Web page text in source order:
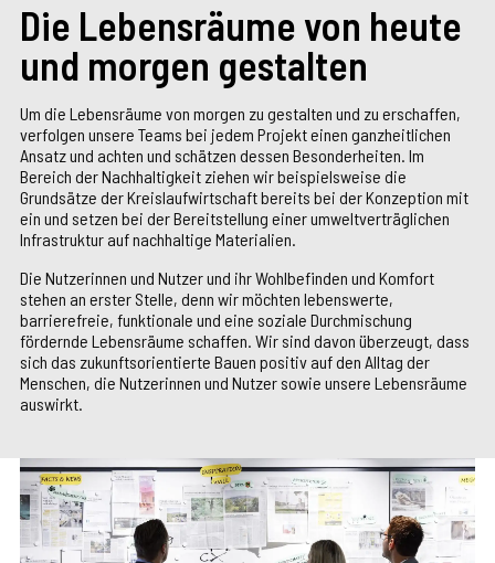
Die Lebensräume von heute
und morgen gestalten
Um die Lebensräume von morgen zu gestalten und zu erschaffen,
verfolgen unsere Teams bei jedem Projekt einen ganzheitlichen
Ansatz und achten und schätzen dessen Besonderheiten. Im
Bereich der Nachhaltigkeit ziehen wir beispielsweise die
Grundsätze der Kreislaufwirtschaft bereits bei der Konzeption mit
ein und setzen bei der Bereitstellung einer umweltverträglichen
Infrastruktur auf nachhaltige Materialien.
Die Nutzerinnen und Nutzer und ihr Wohlbefinden und Komfort
stehen an erster Stelle, denn wir möchten lebenswerte,
barrierefreie, funktionale und eine soziale Durchmischung
fördernde Lebensräume schaffen. Wir sind davon überzeugt, dass
sich das zukunftsorientierte Bauen positiv auf den Alltag der
Menschen, die Nutzerinnen und Nutzer sowie unsere Lebensräume
auswirkt.